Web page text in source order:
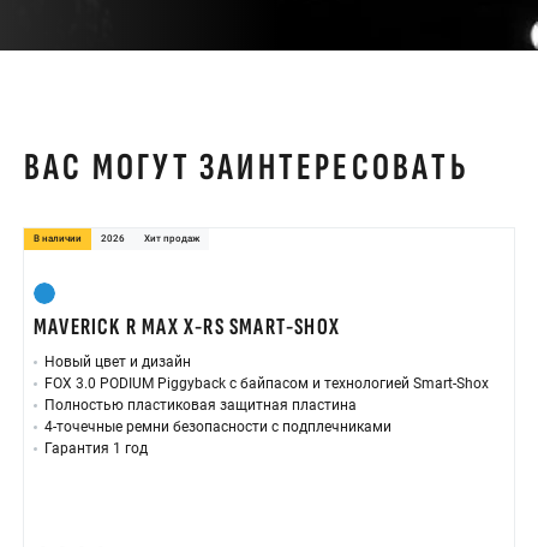
ВАС МОГУТ ЗАИНТЕРЕСОВАТЬ
В наличии 2026 Хит продаж
MAVERICK R MAX X-RS SMART-SHOX
Новый цвет и дизайн
FOX 3.0 PODIUM Piggyback с байпасом и технологией Smart-Shox
Полностью пластиковая защитная пластина
4-точечные ремни безопасности с подплечниками
Гарантия 1 год